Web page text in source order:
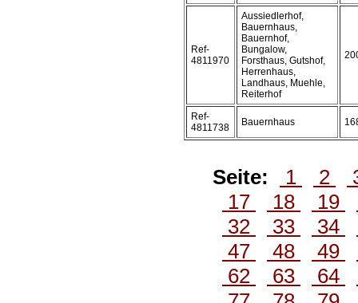
Ref-
4811970
Aussiedlerhof,
Bauernhaus,
Bauernhof,
Bungalow,
Forsthaus, Gutshof,
Herrenhaus,
Landhaus, Muehle,
Reiterhof
Ref-
4811738
Bauernhaus
Seite: 1 2
17
18 19
32
33 34
47
48 49
62
63 64